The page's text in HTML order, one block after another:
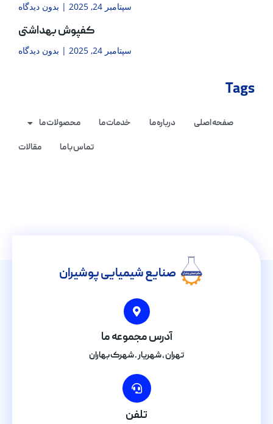
سپتامبر 24, 2025 بدون دیدگاه
کفپوش بهداشتی
سپتامبر 24, 2025 بدون دیدگاه
Tags
صفحه اصلی درباره ما خدمات ما
محصولات ما
تماس با ما
مقالات
صنایع شیمیایی پوشیران
آدرس مجموعه ما
تهران , شهریار . شهرک بهاران
تلفن